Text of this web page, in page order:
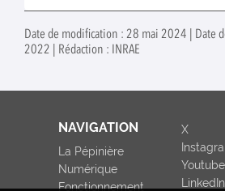
Date de modification : 28 mai 2024 | Date
2022 | Rédaction : INRAE
NAVIGATION
La Pépinière
Numérique
Fonctionnement
X
Youtube
LinkedIn